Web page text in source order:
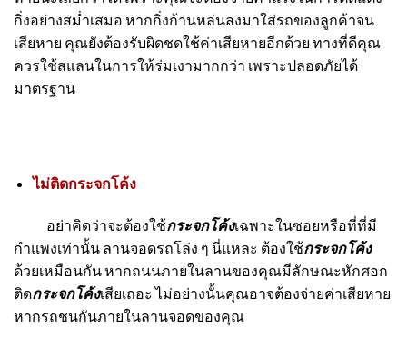
กิ่งอย่างสม่ำเสมอ หากกิ่งก้านหล่นลงมาใส่รถของลูกค้าจน
เสียหาย คุณยังต้องรับผิดชดใช้ค่าเสียหายอีกด้วย ทางที่ดีคุณ
ควรใช้สแลนในการให้ร่มเงามากกว่า เพราะปลอดภัยได้
มาตรฐาน
ไม่ติดกระจกโค้ง
อย่าคิดว่าจะต้องใช้กระจกโค้งเฉพาะในซอยหรือที่ที่มี
กำแพงเท่านั้น ลานจอดรถโล่ง ๆ นี่แหละ ต้องใช้กระจกโค้ง
ด้วยเหมือนกัน หากถนนภายในลานของคุณมีลักษณะหักศอก
ติดกระจกโค้งเสียเถอะ ไม่อย่างนั้นคุณอาจต้องจ่ายค่าเสียหาย
หากรถชนกันภายในลานจอดของคุณ